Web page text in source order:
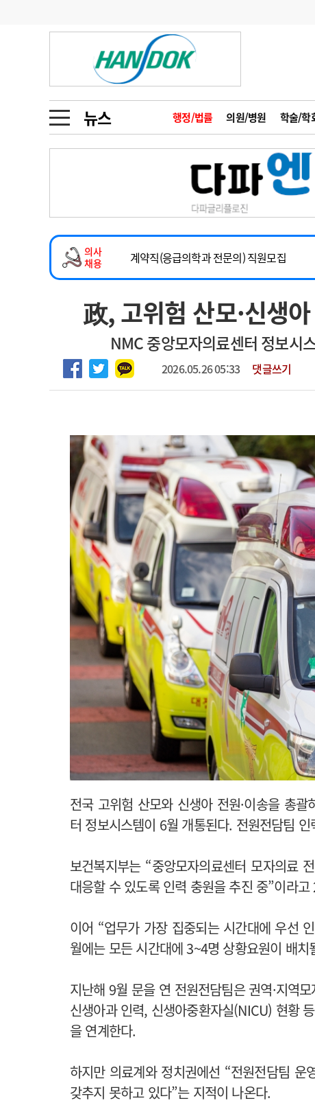
뉴스 행정/법률 의원/병원 학술/학
금주의 검색어
1
의사인력 수급 추계
2
성분명 처방
3
AI의료
4
전공의 모집 결과
인사
오피니언
인물 초대석 피플
동영상뉴스
포토뉴스
메디 Hospital 지역병원 중소병원
인포메이션 행정처분 판례
고객센터 회사소개 법적고지
의사
채용
2026년 하반기 인턴 모집
마취통증의학과 임기제 임상의사 채용
계약직(응급의학과 전문의) 직원모집
하반기 전공의(레지던트1년차) 모집
2026년 하반기 인턴 모집
마취통증의학과 임기제 임상의사 채용
政, 고위험 산모·신생
NMC 중앙모자의료센터 정보
2026.05.26 05:33 댓글쓰기
전국 고위험 산모와 신생아 전원·이송을 총괄
터 정보시스템이 6월 개통된다. 전원전담팀
보건복지부는 “중앙모자의료센터 모자의료
대응할 수 있도록 인력 충원을 추진 중”이라
이어 “업무가 가장 집중되는 시간대에 우선
월에는 모든 시간대에 3~4명 상황요원이 배
지난해 9월 문을 연 전원전담팀은 권역·지역
신생아과 인력, 신생아중환자실(NICU) 현황
을 연계한다.
하지만 의료계와 정치권에선 “전원전담팀
갖추지 못하고 있다”는 지적이 나온다.